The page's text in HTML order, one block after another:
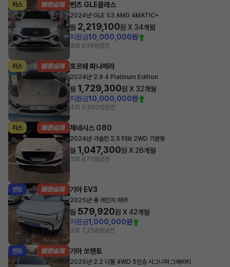
리스 벤츠 GLE클래스
2024년·GLE 53 AMG 4MATIC+
월 2,219,100원 X 34개월
지원금10,000,000원
조회 638방금전
리스 포르쉐 파나메라
2024년·2.9 4 Platinum Edition
월 1,729,300원 X 32개월
지원금10,000,000원
조회 2,062방금전
리스 제네시스 G80
2024년·가솔린 2.5 터보 2WD 기본형
월 1,047,300원 X 26개월
조회 870방금전
렌트 기아 EV3
2025년·롱 레인지 에어
월 579,920원 X42개월
지원금1,000,000원
조회 7,258방금전
렌트 기아 쏘렌토
2025년·2.2 디젤 4WD 5인승 시그니처 그래비티